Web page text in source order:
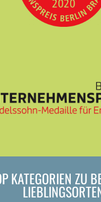
KATEGORIEN ZU